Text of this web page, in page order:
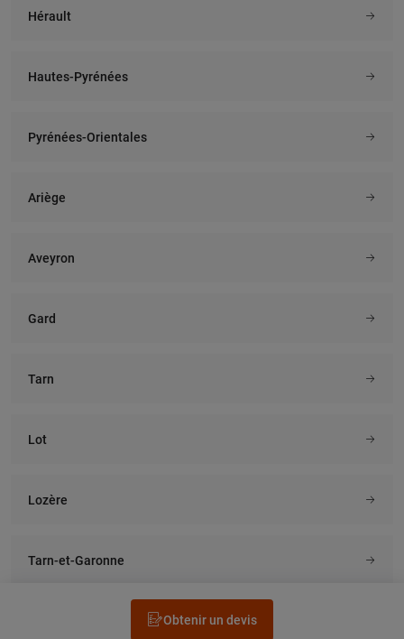
Obtenir un devis
Hérault
Hautes-Pyrénées
Pyrénées-Orientales
Ariège
Aveyron
Gard
Tarn
Lot
Lozère
Tarn-et-Garonne